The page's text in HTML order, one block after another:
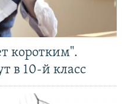
коротким".
в 10-й класс